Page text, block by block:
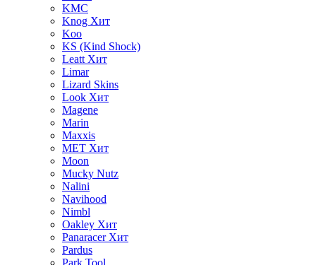
KMC
Knog Хит
Koo
KS (Kind Shock)
Leatt Хит
Limar
Lizard Skins
Look Хит
Magene
Marin
Maxxis
MET Хит
Moon
Mucky Nutz
Nalini
Navihood
Nimbl
Oakley Хит
Panaracer Хит
Pardus
Park Tool